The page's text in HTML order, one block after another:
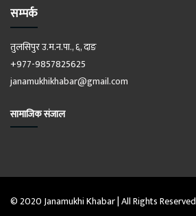
सम्पर्क
तुलसिपुर उ.म.न.पा., ६, दाङ
+977-9857825625
janamukhikhabar@gmail.com
सामाजिक संजाल
© 2020 Janamukhi Khabar | All Rights Reserved